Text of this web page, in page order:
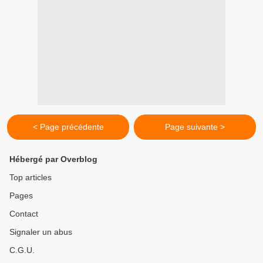
< Page précédente Page suivante >
Hébergé par Overblog
Top articles
Pages
Contact
Signaler un abus
C.G.U.